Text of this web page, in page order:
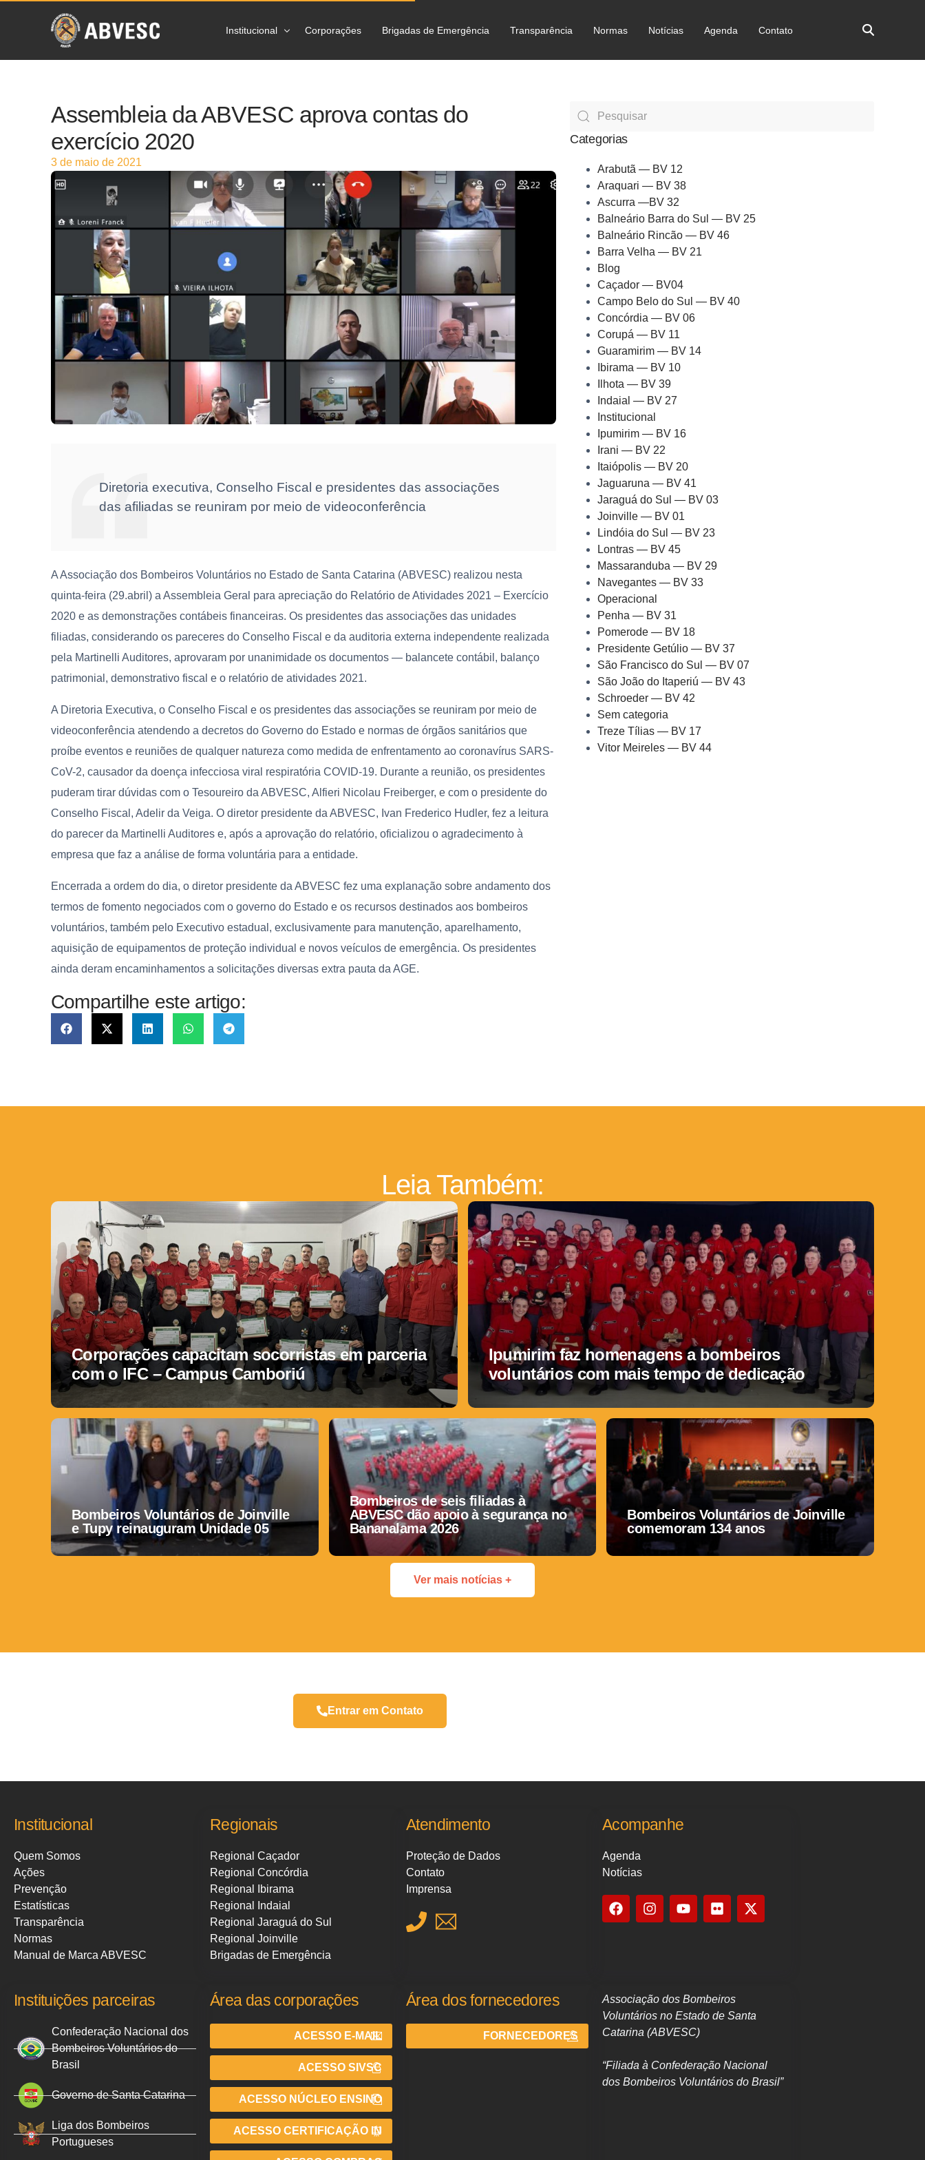
Institucional
Ações
Imprensa
Corporações Brigadas de Emergência Transparência Normas Notícias Agenda Contato
Assembleia da ABVESC aprova contas do
exercício 2020
3 de maio de 2021
Diretoria executiva, Conselho Fiscal e presidentes das associações
das afiliadas se reuniram por meio de videoconferência
A Associação dos Bombeiros Voluntários no Estado de Santa Catarina (ABVESC) realizou nesta
quinta-feira (29.abril) a Assembleia Geral para apreciação do Relatório de Atividades 2021 – Exercício
2020 e as demonstrações contábeis financeiras. Os presidentes das associações das unidades
filiadas, considerando os pareceres do Conselho Fiscal e da auditoria externa independente realizada
pela Martinelli Auditores, aprovaram por unanimidade os documentos — balancete contábil, balanço
patrimonial, demonstrativo fiscal e o relatório de atividades 2021.
A Diretoria Executiva, o Conselho Fiscal e os presidentes das associações se reuniram por meio de
videoconferência atendendo a decretos do Governo do Estado e normas de órgãos sanitários que
proíbe eventos e reuniões de qualquer natureza como medida de enfrentamento ao coronavírus SARS-
CoV-2, causador da doença infecciosa viral respiratória COVID-19. Durante a reunião, os presidentes
puderam tirar dúvidas com o Tesoureiro da ABVESC, Alfieri Nicolau Freiberger, e com o presidente do
Conselho Fiscal, Adelir da Veiga. O diretor presidente da ABVESC, Ivan Frederico Hudler, fez a leitura
do parecer da Martinelli Auditores e, após a aprovação do relatório, oficializou o agradecimento à
empresa que faz a análise de forma voluntária para a entidade.
Encerrada a ordem do dia, o diretor presidente da ABVESC fez uma explanação sobre andamento dos
termos de fomento negociados com o governo do Estado e os recursos destinados aos bombeiros
voluntários, também pelo Executivo estadual, exclusivamente para manutenção, aparelhamento,
aquisição de equipamentos de proteção individual e novos veículos de emergência. Os presidentes
ainda deram encaminhamentos a solicitações diversas extra pauta da AGE.
Compartilhe este artigo:
Categorias
Arabutã — BV 12
Araquari — BV 38
Ascurra —BV 32
Balneário Barra do Sul — BV 25
Balneário Rincão — BV 46
Barra Velha — BV 21
Blog
Caçador — BV04
Campo Belo do Sul — BV 40
Concórdia — BV 06
Corupá — BV 11
Guaramirim — BV 14
Ibirama — BV 10
Ilhota — BV 39
Indaial — BV 27
Institucional
Ipumirim — BV 16
Irani — BV 22
Itaiópolis — BV 20
Jaguaruna — BV 41
Jaraguá do Sul — BV 03
Joinville — BV 01
Lindóia do Sul — BV 23
Lontras — BV 45
Massaranduba — BV 29
Navegantes — BV 33
Operacional
Penha — BV 31
Pomerode — BV 18
Presidente Getúlio — BV 37
São Francisco do Sul — BV 07
São João do Itaperiú — BV 43
Schroeder — BV 42
Sem categoria
Treze Tílias — BV 17
Vitor Meireles — BV 44
Leia Também:
Corporações capacitam socorristas em parceria
com o IFC – Campus Camboriú
Ipumirim faz homenagens a bombeiros
voluntários com mais tempo de dedicação
Bombeiros Voluntários de Joinville
e Tupy reinauguram Unidade 05
Bombeiros de seis filiadas à
ABVESC dão apoio à segurança no
Bananalama 2026
Bombeiros Voluntários de Joinville
comemoram 134 anos
Ver mais notícias +
Entrar em Contato
Institucional
Quem Somos
Ações
Prevenção
Estatísticas
Transparência
Normas
Manual de Marca ABVESC
Regionais
Regional Caçador
Regional Concórdia
Regional Ibirama
Regional Indaial
Regional Jaraguá do Sul
Regional Joinville
Brigadas de Emergência
Atendimento
Proteção de Dados
Contato
Imprensa
Acompanhe
Agenda
Notícias
Instituições parceiras
Confederação Nacional dos
Bombeiros Voluntários do
Brasil
Governo de Santa Catarina
Liga dos Bombeiros
Portugueses
Área das corporações
ACESSO E-MAIL
ACESSO SIVSC
ACESSO NÚCLEO ENSINO
ACESSO CERTIFICAÇÃO IN
Área dos fornecedores
FORNECEDORES
Associação dos Bombeiros
Voluntários no Estado de Santa
Catarina (ABVESC)
“Filiada à Confederação Nacional
dos Bombeiros Voluntários do Brasil”